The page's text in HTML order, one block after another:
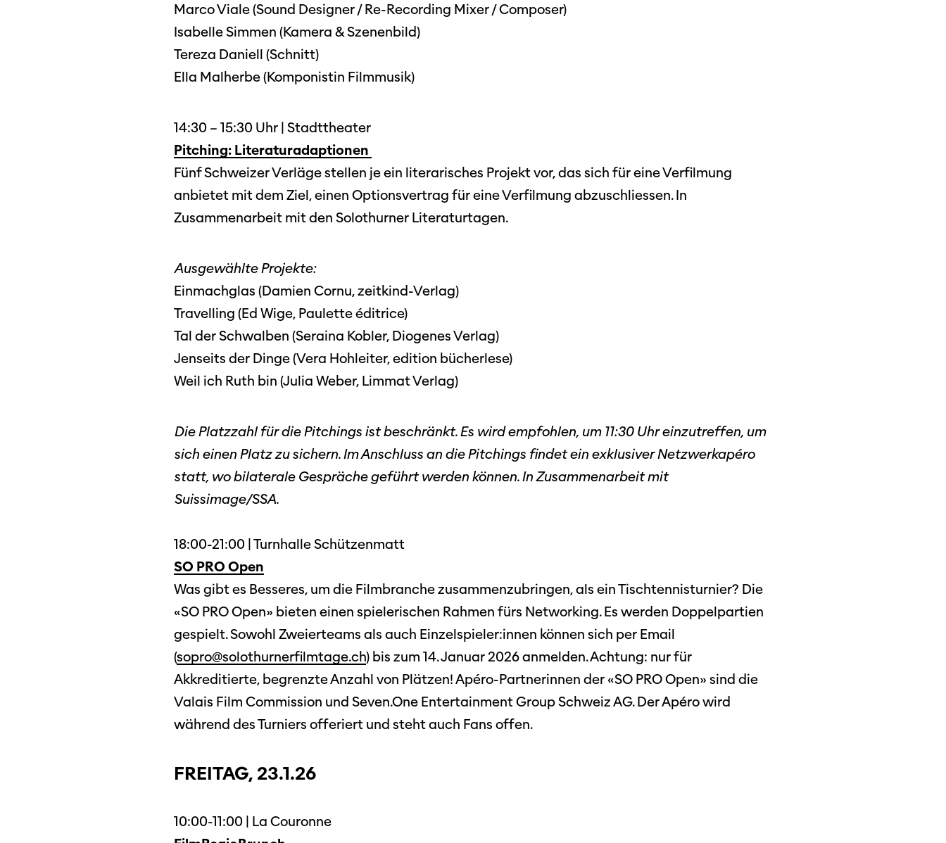
Programmhefte
früherer Ausgaben
Medien
Medieninfos
Facebook
Marco Viale (Sound Designer / Re-Recording Mixer / Composer)
Isabelle Simmen (Kamera & Szenenbild)
Tereza Daniell (Schnitt)
Ella Malherbe (Komponistin Filmmusik)
14:30 – 15:30 Uhr | Stadttheater
Pitching: Literaturadaptionen
Fünf Schweizer Verläge stellen je ein literarisches Projekt vor, das sich für eine Verfilmung
anbietet mit dem Ziel, einen Optionsvertrag für eine Verfilmung abzuschliessen. In
Zusammenarbeit mit den Solothurner Literaturtagen.
Ausgewählte Projekte:
Einmachglas (Damien Cornu, zeitkind-Verlag)
Travelling (Ed Wige, Paulette éditrice)
Tal der Schwalben (Seraina Kobler, Diogenes Verlag)
Jenseits der Dinge (Vera Hohleiter, edition bücherlese)
Weil ich Ruth bin (Julia Weber, Limmat Verlag)
Die Platzzahl für die Pitchings ist beschränkt. Es wird empfohlen, um 11:30 Uhr einzutreffen, um
sich einen Platz zu sichern. Im Anschluss an die Pitchings findet ein exklusiver Netzwerkapéro
statt, wo bilaterale Gespräche geführt werden können. In Zusammenarbeit mit
Suissimage/SSA.
18:00-21:00 | Turnhalle Schützenmatt
SO PRO Open
Was gibt es Besseres, um die Filmbranche zusammenzubringen, als ein Tischtennisturnier? Die
«SO PRO Open» bieten einen spielerischen Rahmen fürs Networking. Es werden Doppelpartien
gespielt. Sowohl Zweierteams als auch Einzelspieler:innen können sich per Email
(sopro@solothurnerfilmtage.ch) bis zum 14. Januar 2026 anmelden. Achtung: nur für
Akkreditierte, begrenzte Anzahl von Plätzen! Apéro-Partnerinnen der «SO PRO Open» sind die
Valais Film Commission und Seven.One Entertainment Group Schweiz AG. Der Apéro wird
während des Turniers offeriert und steht auch Fans offen.
FREITAG, 23.1.26
10:00-11:00 | La Couronne